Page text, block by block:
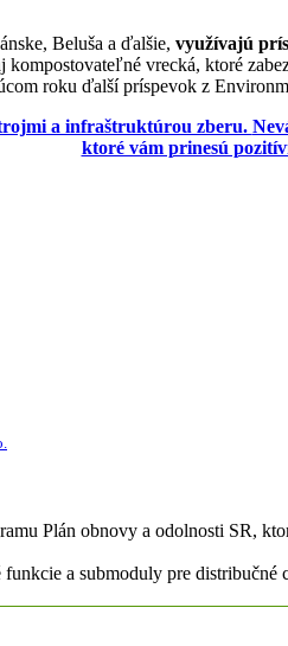
Beluša a ďalšie, využívajú
vrecká, ktoré
roku ďalší príspevok z
a infraštruktúrou zberu.
ktoré vám prinesú
Plán obnovy a odolnosti SR,
a submoduly pre distribučné